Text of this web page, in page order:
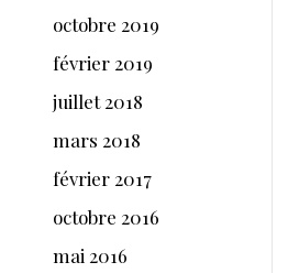
octobre 2019
février 2019
juillet 2018
mars 2018
février 2017
octobre 2016
mai 2016